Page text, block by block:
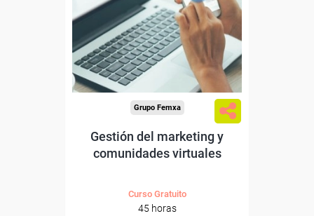
Para desempleados,
trabajadores y autónomos.
Sector
-Administración.
Grupo Femxa
Gestión del marketing y
comunidades virtuales
Curso Gratuito
45 horas